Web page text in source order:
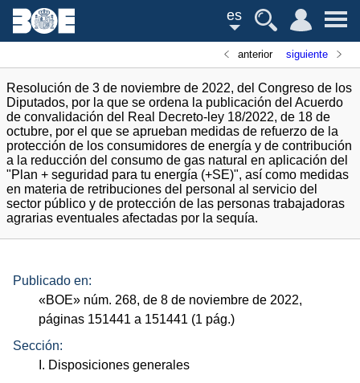
es
anterior siguiente
Resolución de 3 de noviembre de 2022, del Congreso de los
Diputados, por la que se ordena la publicación del Acuerdo
de convalidación del Real Decreto-ley 18/2022, de 18 de
octubre, por el que se aprueban medidas de refuerzo de la
protección de los consumidores de energía y de contribución
a la reducción del consumo de gas natural en aplicación del
"Plan + seguridad para tu energía (+SE)", así como medidas
en materia de retribuciones del personal al servicio del
sector público y de protección de las personas trabajadoras
agrarias eventuales afectadas por la sequía.
Publicado en:
«BOE» núm. 268, de 8 de noviembre de 2022,
páginas 151441 a 151441 (1 pág.)
Sección:
I. Disposiciones generales